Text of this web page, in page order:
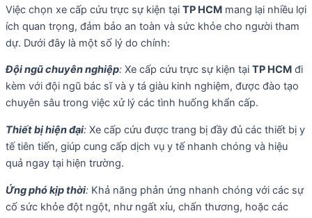
Việc chọn xe cấp cứu trực sự kiện tại TP HCM mang lại nhiều lợi
ích quan trọng, đảm bảo an toàn và sức khỏe cho người tham
dự. Dưới đây là một số lý do chính:
Đội ngũ chuyên nghiệp: Xe cấp cứu trực sự kiện tại TP HCM đi
kèm với đội ngũ bác sĩ và y tá giàu kinh nghiệm, được đào tạo
chuyên sâu trong việc xử lý các tình huống khẩn cấp.
Thiết bị hiện đại: Xe cấp cứu được trang bị đầy đủ các thiết bị y
tế tiên tiến, giúp cung cấp dịch vụ y tế nhanh chóng và hiệu
quả ngay tại hiện trường.
Ứng phó kịp thời: Khả năng phản ứng nhanh chóng với các sự
cố sức khỏe đột ngột, như ngất xỉu, chấn thương, hoặc các